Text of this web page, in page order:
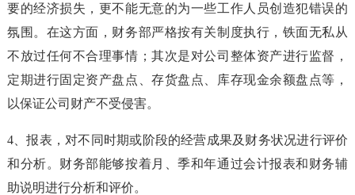
要的经济损失，更不能无意的为一些工作人员创造犯错误的
氛围。在这方面，财务部严格按有关制度执行，铁面无私从
不放过任何不合理事情；其次是对公司整体资产进行监督，
定期进行固定资产盘点、存货盘点、库存现金余额盘点等，
以保证公司财产不受侵害。
4、报表，对不同时期或阶段的经营成果及财务状况进行评价
和分析。财务部能够按着月、季和年通过会计报表和财务辅
助说明进行分析和评价。